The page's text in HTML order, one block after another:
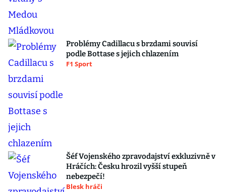
Problémy Cadillacu s brzdami souvisí
podle Bottase s jejich chlazením
F1 Sport
Šéf Vojenského zpravodajství exkluzivně v
Hráčích: Česku hrozil vyšší stupeň
nebezpečí!
Blesk hráči